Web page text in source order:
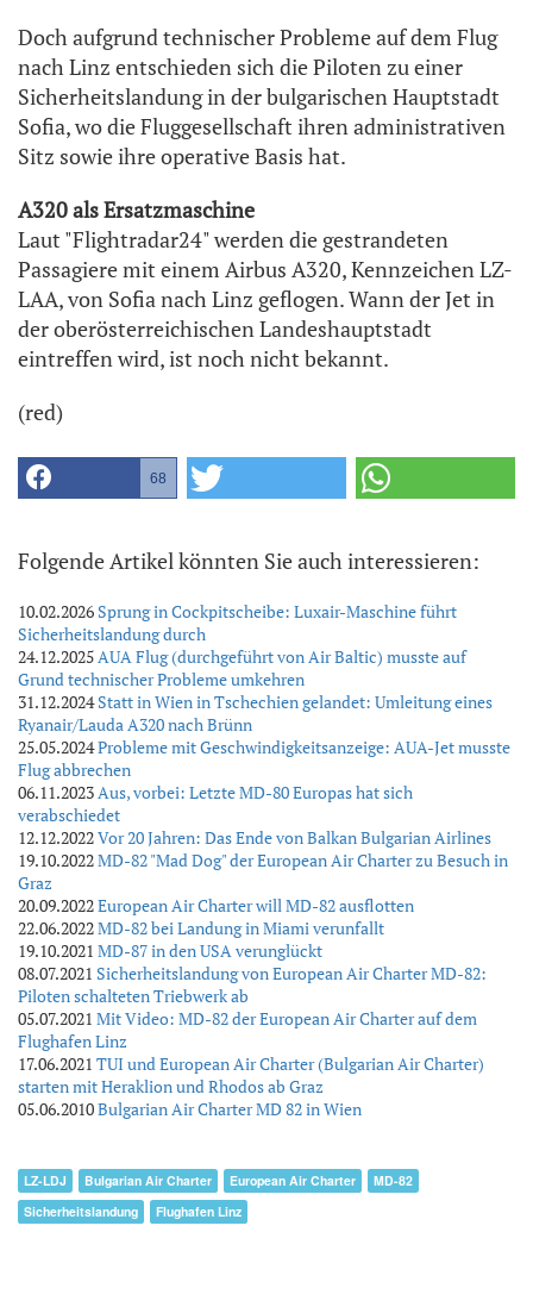
Doch aufgrund technischer Probleme auf dem Flug
nach Linz entschieden sich die Piloten zu einer
Sicherheitslandung in der bulgarischen Hauptstadt
Sofia, wo die Fluggesellschaft ihren administrativen
Sitz sowie ihre operative Basis hat.
A320 als Ersatzmaschine
Laut "Flightradar24" werden die gestrandeten
Passagiere mit einem Airbus A320, Kennzeichen LZ-
LAA, von Sofia nach Linz geflogen. Wann der Jet in
der oberösterreichischen Landeshauptstadt
eintreffen wird, ist noch nicht bekannt.
(red)
68
Folgende Artikel könnten Sie auch interessieren:
10.02.2026 Sprung in Cockpitscheibe: Luxair-Maschine führt
Sicherheitslandung durch
24.12.2025AUA Flug (durchgeführt von Air Baltic) musste auf
Grund technischer Probleme umkehren
31.12.2024Statt in Wien in Tschechien gelandet: Umleitung eines
Ryanair/Lauda A320 nach Brünn
25.05.2024Probleme mit Geschwindigkeitsanzeige: AUA-Jet musste
Flug abbrechen
06.11.2023Aus, vorbei: Letzte MD-80 Europas hat sich
verabschiedet
12.12.2022Vor 20 Jahren: Das Ende von Balkan Bulgarian Airlines
19.10.2022MD-82 "Mad Dog" der European Air Charter zu Besuch in
Graz
20.09.2022European Air Charter will MD-82 ausflotten
22.06.2022MD-82 bei Landung in Miami verunfallt
19.10.2021 MD-87 in den USA verunglückt
08.07.2021 Sicherheitslandung von European Air Charter MD-82:
Piloten schalteten Triebwerk ab
05.07.2021 Mit Video: MD-82 der European Air Charter auf dem
Flughafen Linz
17.06.2021 TUI und European Air Charter (Bulgarian Air Charter)
starten mit Heraklion und Rhodos ab Graz
05.06.2010Bulgarian Air Charter MD 82 in Wien
LZ-LDJ Bulgarian Air Charter European Air Charter
MD-82
Sicherheitslandung
Flughafen Linz